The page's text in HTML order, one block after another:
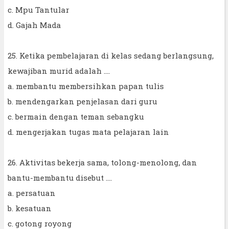
c. Mpu Tantular
d. Gajah Mada
25. Ketika pembelajaran di kelas sedang berlangsung,
kewajiban murid adalah ....
a. membantu membersihkan papan tulis
b. mendengarkan penjelasan dari guru
c. bermain dengan teman sebangku
d. mengerjakan tugas mata pelajaran lain
26. Aktivitas bekerja sama, tolong-menolong, dan
bantu-membantu disebut ....
a. persatuan
b. kesatuan
c. gotong royong